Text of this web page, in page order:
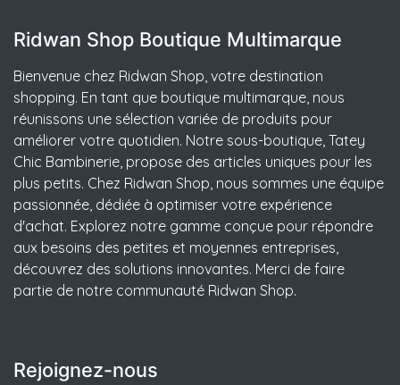
Ridwan Shop Boutique Multimarque
Bienvenue chez Ridwan Shop, votre destination
shopping. En tant que boutique multimarque, nous
réunissons une sélection variée de produits pour
améliorer votre quotidien. Notre sous-boutique, Tatey
Chic Bambinerie, propose des articles uniques pour les
plus petits. Chez Ridwan Shop, nous sommes une équipe
passionnée, dédiée à optimiser votre expérience
d'achat. Explorez notre gamme conçue pour répondre
aux besoins des petites et moyennes entreprises,
découvrez des solutions innovantes. Merci de faire
partie de notre communauté Ridwan Shop.
Rejoignez-nous